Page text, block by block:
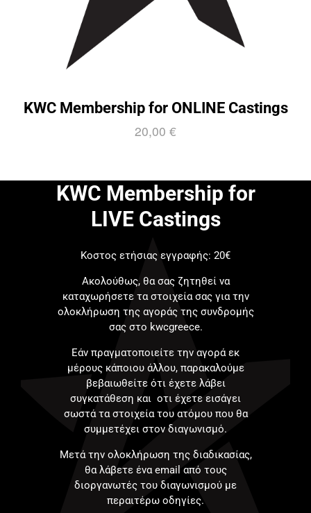
KWC Membership for ONLINE Castings
20,00 €
KWC Membership for
LIVE Castings
Κοστος ετήσιας εγγραφής: 20€
Ακολούθως, θα σας ζητηθεί να
καταχωρήσετε τα στοιχεία σας για την
ολοκλήρωση της αγοράς της συνδρομής
σας στο kwcgreece.
Εάν πραγματοποιείτε την αγορά εκ
μέρους κάποιου άλλου, παρακαλούμε
βεβαιωθείτε ότι έχετε λάβει
συγκατάθεση και οτι έχετε εισάγει
σωστά τα στοιχεία του ατόμου που θα
συμμετέχει στον διαγωνισμό.
Μετά την ολοκλήρωση της διαδικασίας,
θα λάβετε ένα email από τους
διοργανωτές του διαγωνισμού με
περαιτέρω οδηγίες.